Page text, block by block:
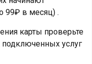
99₽ в месяц) .
карты проверьте
услуг